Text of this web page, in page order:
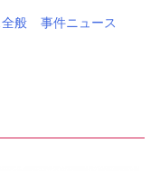
般
事件ニュース